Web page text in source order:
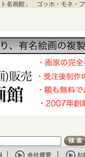
名画館」 ゴッホ・モネ・